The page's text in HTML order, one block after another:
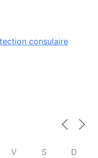
consulaire
V S D